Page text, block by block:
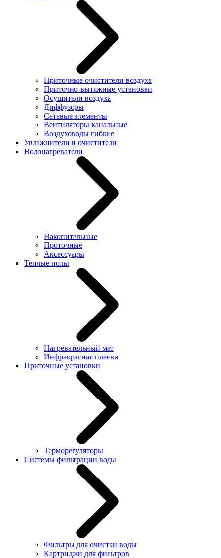
Приточные очистители воздуха
Приточно-вытяжные установки
Осушители воздуха
Диффузоры
Сетевые элементы
Вентиляторы канальные
Воздуховоды гибкие
Увлажнители и очистители
Водонагреватели
Накопительные
Проточные
Аксессуары
Теплые полы
Нагревательный мат
Инфракрасная пленка
Приточные установки
Терморегуляторы
Системы фильтрации воды
Фильтры для очистки воды
Картриджи для фильтров